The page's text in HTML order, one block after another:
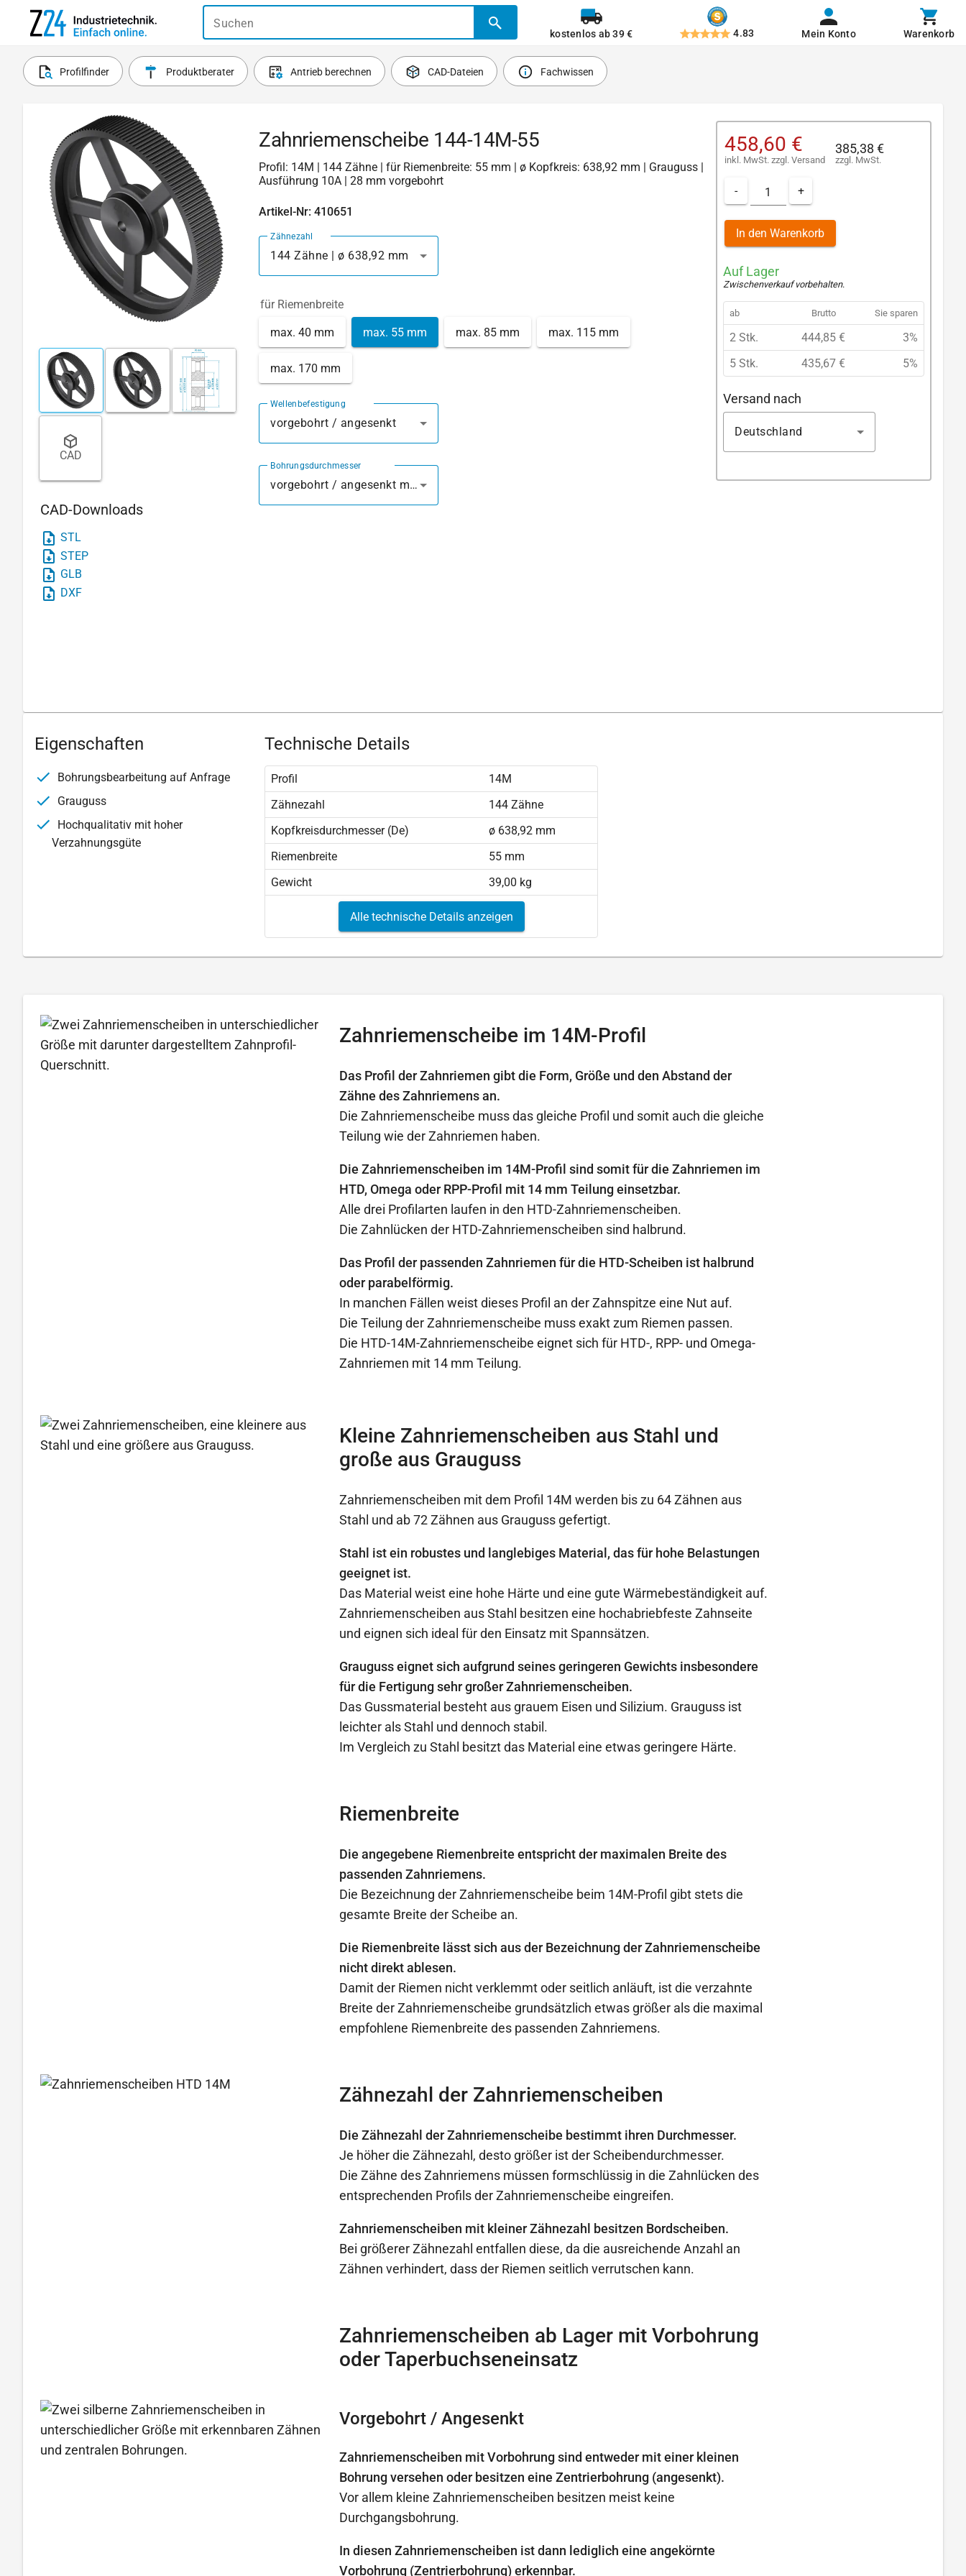
Suchen
kostenlos ab 39 € 4.83 Mein Konto Warenkorb
Profilfinder Produktberater Antrieb berechnen CAD-Dateien Fachwissen
CAD
CAD-Downloads
STL
STEP
GLB
DXF
Zahnriemenscheibe 144-14M-55
Profil: 14M | 144 Zähne | für Riemenbreite: 55 mm | ø Kopfkreis: 638,92 mm | Grauguss |
Ausführung 10A | 28 mm vorgebohrt
Artikel-Nr: 410651
Zähnezahl
144 Zähne | ø 638,92 mm
für Riemenbreite
max. 40 mm max. 55 mm max. 85 mm max. 115 mm
max. 170 mm
Wellenbefestigung
vorgebohrt / angesenkt
Bohrungsdurchmesser
vorgebohrt / angesenkt mm
458,60 €
inkl. MwSt. zzgl. Versand
385,38 €
zzgl. MwSt.
- +
In den Warenkorb
Auf Lager
Zwischenverkauf vorbehalten.
ab Brutto Sie sparen
2 Stk. 444,85 €
3%
5 Stk.
435,67 € 5%
Versand nach
Deutschland
Eigenschaften
Bohrungsbearbeitung auf Anfrage
Grauguss
Hochqualitativ mit hoher
Verzahnungsgüte
Technische Details
Profil
14M
Zähnezahl
144 Zähne
Kopfkreisdurchmesser (De)
ø 638,92 mm
Riemenbreite
55 mm
Gewicht
39,00 kg
Alle technische Details anzeigen
Zahnriemenscheibe im 14M-Profil
Das Profil der Zahnriemen gibt die Form, Größe und den Abstand der
Zähne des Zahnriemens an.
Die Zahnriemenscheibe muss das gleiche Profil und somit auch die gleiche
Teilung wie der Zahnriemen haben.
Die Zahnriemenscheiben im 14M-Profil sind somit für die Zahnriemen im
HTD, Omega oder RPP-Profil mit 14 mm Teilung einsetzbar.
Alle drei Profilarten laufen in den HTD-Zahnriemenscheiben.
Die Zahnlücken der HTD-Zahnriemenscheiben sind halbrund.
Das Profil der passenden Zahnriemen für die HTD-Scheiben ist halbrund
oder parabelförmig.
In manchen Fällen weist dieses Profil an der Zahnspitze eine Nut auf.
Die Teilung der Zahnriemenscheibe muss exakt zum Riemen passen.
Die HTD-14M-Zahnriemenscheibe eignet sich für HTD-, RPP- und Omega-
Zahnriemen mit 14 mm Teilung.
Kleine Zahnriemenscheiben aus Stahl und
große aus Grauguss
Zahnriemenscheiben mit dem Profil 14M werden bis zu 64 Zähnen aus
Stahl und ab 72 Zähnen aus Grauguss gefertigt.
Stahl ist ein robustes und langlebiges Material, das für hohe Belastungen
geeignet ist.
Das Material weist eine hohe Härte und eine gute Wärmebeständigkeit auf.
Zahnriemenscheiben aus Stahl besitzen eine hochabriebfeste Zahnseite
und eignen sich ideal für den Einsatz mit Spannsätzen.
Grauguss eignet sich aufgrund seines geringeren Gewichts insbesondere
für die Fertigung sehr großer Zahnriemenscheiben.
Das Gussmaterial besteht aus grauem Eisen und Silizium. Grauguss ist
leichter als Stahl und dennoch stabil.
Im Vergleich zu Stahl besitzt das Material eine etwas geringere Härte.
Riemenbreite
Die angegebene Riemenbreite entspricht der maximalen Breite des
passenden Zahnriemens.
Die Bezeichnung der Zahnriemenscheibe beim 14M-Profil gibt stets die
gesamte Breite der Scheibe an.
Die Riemenbreite lässt sich aus der Bezeichnung der Zahnriemenscheibe
nicht direkt ablesen.
Damit der Riemen nicht verklemmt oder seitlich anläuft, ist die verzahnte
Breite der Zahnriemenscheibe grundsätzlich etwas größer als die maximal
empfohlene Riemenbreite des passenden Zahnriemens.
Zähnezahl der Zahnriemenscheiben
Die Zähnezahl der Zahnriemenscheibe bestimmt ihren Durchmesser.
Je höher die Zähnezahl, desto größer ist der Scheibendurchmesser.
Die Zähne des Zahnriemens müssen formschlüssig in die Zahnlücken des
entsprechenden Profils der Zahnriemenscheibe eingreifen.
Zahnriemenscheiben mit kleiner Zähnezahl besitzen Bordscheiben.
Bei größerer Zähnezahl entfallen diese, da die ausreichende Anzahl an
Zähnen verhindert, dass der Riemen seitlich verrutschen kann.
Zahnriemenscheiben ab Lager mit Vorbohrung
oder Taperbuchseneinsatz
Vorgebohrt / Angesenkt
Zahnriemenscheiben mit Vorbohrung sind entweder mit einer kleinen
Bohrung versehen oder besitzen eine Zentrierbohrung (angesenkt).
Vor allem kleine Zahnriemenscheiben besitzen meist keine
Durchgangsbohrung.
In diesen Zahnriemenscheiben ist dann lediglich eine angekörnte
Vorbohrung (Zentrierbohrung) erkennbar.